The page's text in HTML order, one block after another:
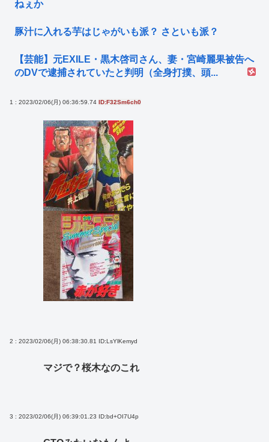
ねぇか
豚汁に入れる芋はじゃがいも派？ さといも派？
【芸能】元EXILE・黒木啓司さん、妻・宮崎麗果被告へ
のDVで逮捕されていたと判明（全身打撲、頭...
1 : 2023/02/06(月) 06:36:59.74 ID:F32Sm6ch0
2 : 2023/02/06(月) 06:38:30.81 ID:LsYlKemyd
マジで？桜木なのこれ
3 : 2023/02/06(月) 06:39:01.23 ID:bd+OI7U4p